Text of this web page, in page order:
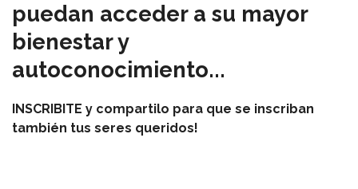
puedan acceder a su mayor
bienestar y
autoconocimiento...
INSCRIBITE y compartilo para que se inscriban
también tus seres queridos!